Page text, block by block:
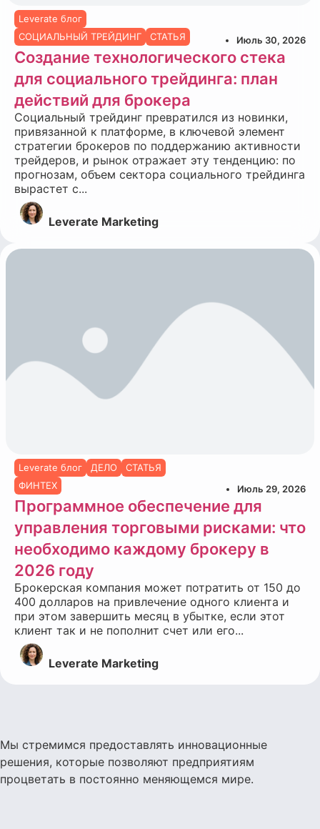
Leverate блог
СОЦИАЛЬНЫЙ ТРЕЙДИНГ
СТАТЬЯ Июль 30, 2026
Создание технологического стека
для социального трейдинга: план
действий для брокера
Социальный трейдинг превратился из новинки,
привязанной к платформе, в ключевой элемент
стратегии брокеров по поддержанию активности
трейдеров, и рынок отражает эту тенденцию: по
прогнозам, объем сектора социального трейдинга
вырастет с...
Leverate Marketing
Leverate блог ДЕЛО
СТАТЬЯ
ФИНТЕХ
Июль 29, 2026
Программное обеспечение для
управления торговыми рисками: что
необходимо каждому брокеру в
2026 году
Брокерская компания может потратить от 150 до
400 долларов на привлечение одного клиента и
при этом завершить месяц в убытке, если этот
клиент так и не пополнит счет или его...
Leverate Marketing
Мы стремимся предоставлять инновационные
решения, которые позволяют предприятиям
процветать в постоянно меняющемся мире.